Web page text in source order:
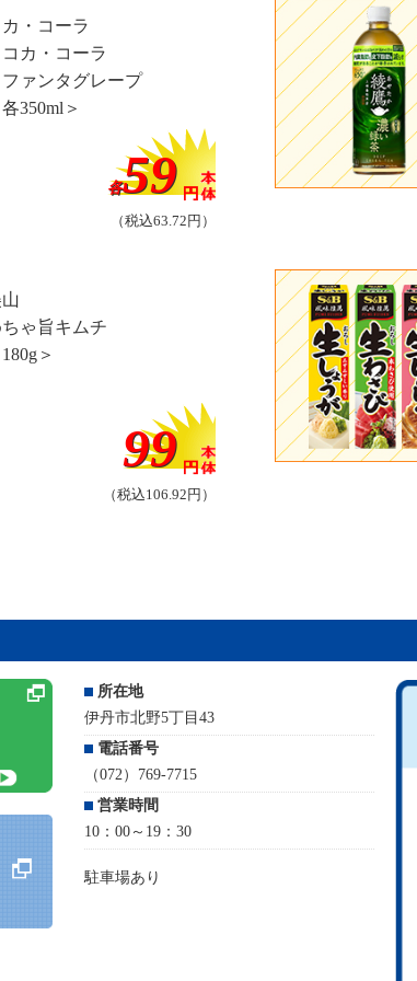
・コーラ
カ・コーラ
ァンタグレープ
350ml＞
各59
（税込63.72円）
ゃ旨キムチ
＞
99
（税込106.92円）
所在地
伊丹市北野5丁目43
電話番号
（072）769-7715
営業時間
10：00～19：30
駐車場あり